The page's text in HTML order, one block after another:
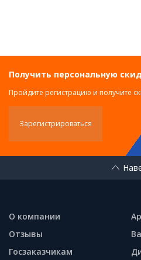
Получить персональную
Пройдите регистрацию и получите
Зарегистрироваться
О компании
Отзывы
Госзаказчикам